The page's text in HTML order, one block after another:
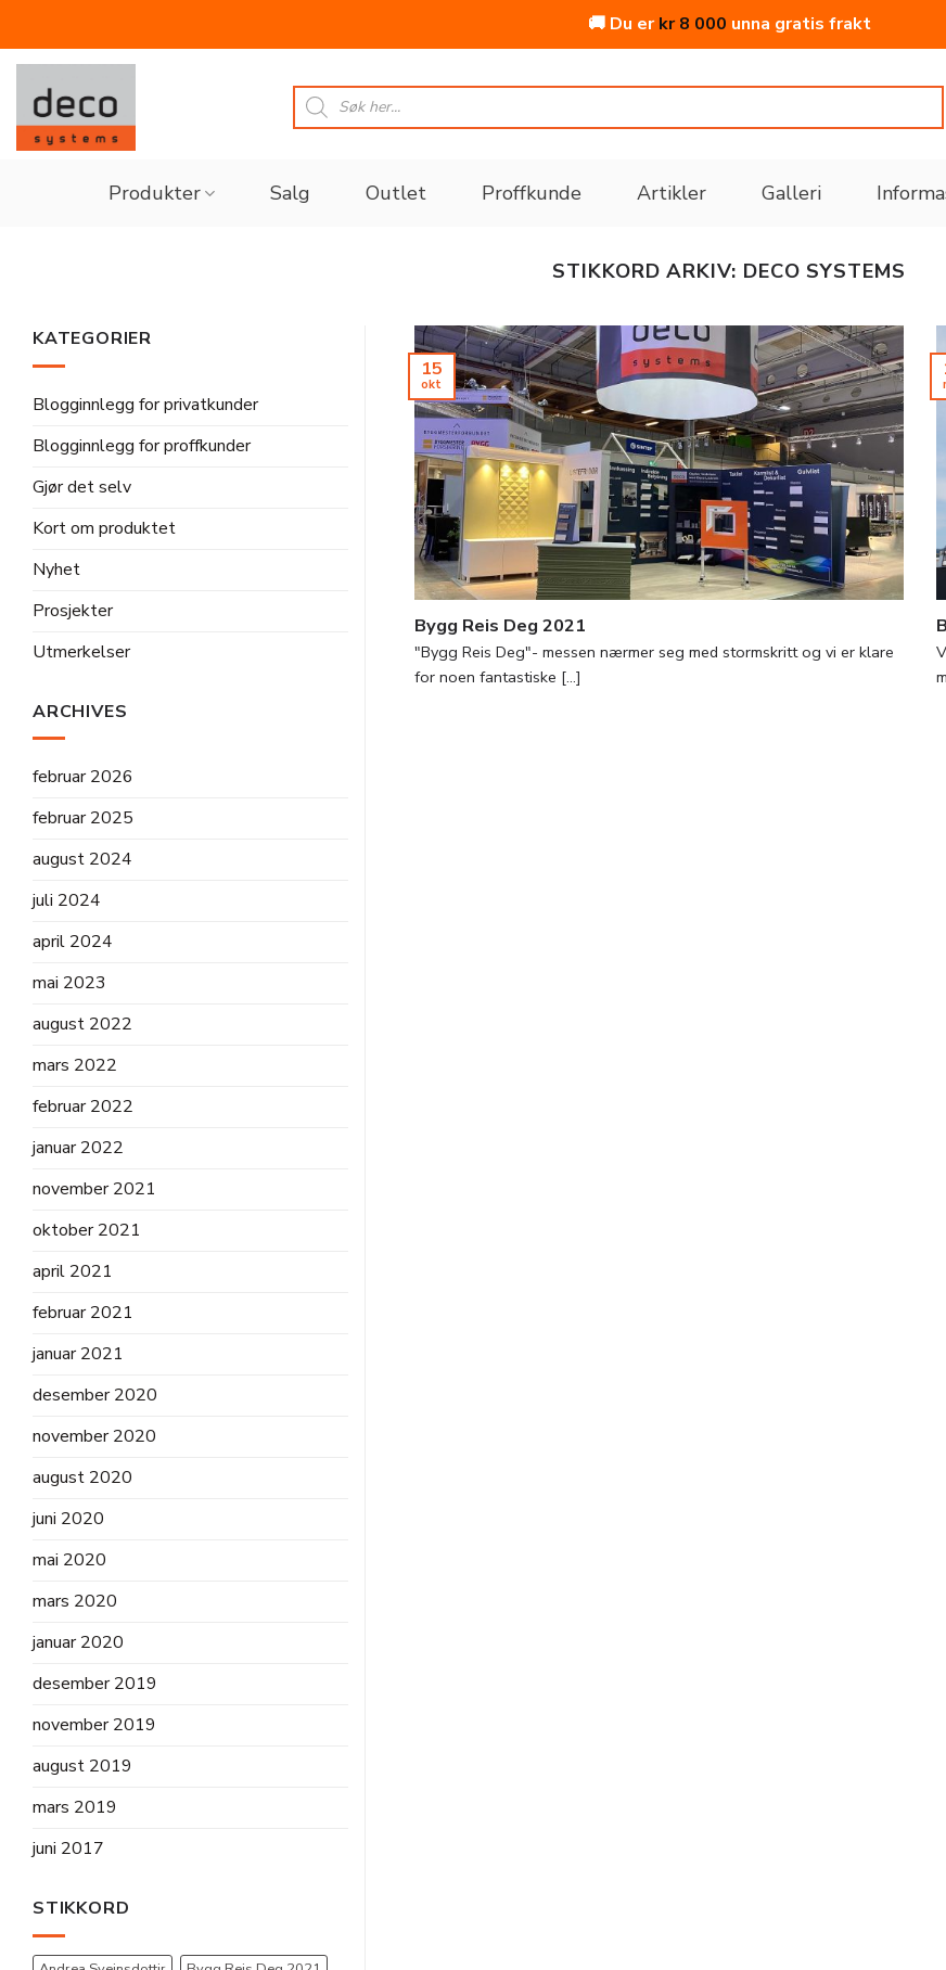
🚚 Du erkr8 000 unna gratis frakt
Skip
content
Products
search
Produkter Salg Outlet Proffkunde Artikler Galleri
STIKKORD ARKIV: DECO SYSTEMS
KATEGORIER
Blogginnlegg for privatkunder
Blogginnlegg for proffkunder
Gjør det selv
Kort om produktet
Nyhet
Prosjekter
Utmerkelser
ARCHIVES
februar 2026
februar 2025
august 2024
juli 2024
april 2024
mai 2023
august 2022
mars 2022
februar 2022
januar 2022
november 2021
oktober 2021
april 2021
februar 2021
januar 2021
desember 2020
november 2020
august 2020
juni 2020
mai 2020
mars 2020
januar 2020
desember 2019
november 2019
august 2019
mars 2019
juni 2017
STIKKORD
Bygg Reis Deg 2021
"Bygg Reis Deg"- messen nærmer seg med stormskritt og vi er klare
for noen fantastiske [...]
15
okt